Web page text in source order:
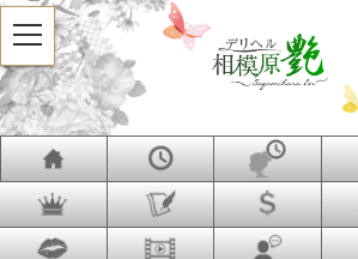
t
o
g
g
l
e
n
i
t